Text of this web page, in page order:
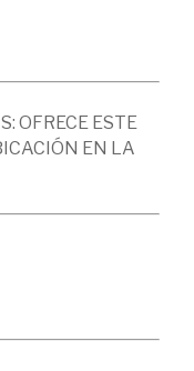
OFRECE ESTE
EN LA